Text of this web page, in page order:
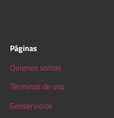
Páginas
Quienes somos
Términos de uso
Geoservicios